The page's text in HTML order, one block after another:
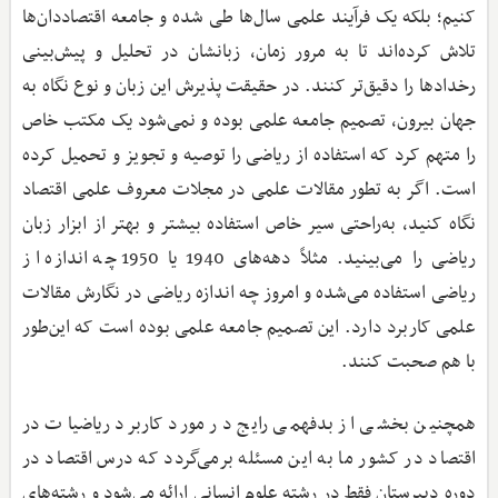
کنیم؛ بلکه یک فرآیند علمی سال‌ها طی شده و جامعه اقتصاددان‌ها
تلاش کرده‌اند تا به مرور زمان، زبانشان در تحلیل و پیش‌بینی
رخدادها را دقیق‌تر کنند. در حقیقت پذیرش این زبان و نوع نگاه به
جهان بیرون، تصمیم جامعه علمی بوده و نمی‌شود یک مکتب خاص
را متهم کرد که استفاده از ریاضی را توصیه و تجویز و تحمیل کرده
است. اگر به تطور مقالات علمی در مجلات معروف علمی اقتصاد
نگاه کنید، به‌راحتی سیر خاص استفاده بیشتر و بهتر از ابزار زبان
ریاضی را می‌بینید. مثلاً دهه‌های 1940 یا 1950 چه اندازه از
ریاضی استفاده می‌شده و امروز چه اندازه ریاضی در نگارش مقالات
علمی کاربرد دارد. این تصمیم جامعه علمی بوده است که این‌طور
با هم صحبت کنند.
همچنین بخشی از بدفهمی رایج در مورد کاربرد ریاضیات در
اقتصاد در کشور ما به این مسئله برمی‌گردد که درس اقتصاد در